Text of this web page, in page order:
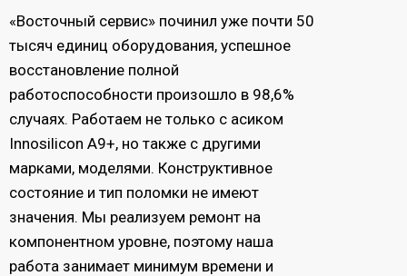
«Восточный сервис» починил уже почти 50
тысяч единиц оборудования, успешное
восстановление полной
работоспособности произошло в 98,6%
случаях. Работаем не только с асиком
Innosilicon A9+, но также с другими
марками, моделями. Конструктивное
состояние и тип поломки не имеют
значения. Мы реализуем ремонт на
компонентном уровне, поэтому наша
работа занимает минимум времени и